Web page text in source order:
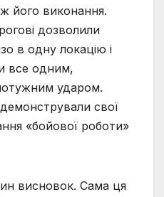
його виконання.
дозволили
в одну локацію і
все одним,
ударом.
свої
«бойової роботи»
висновок. Сама ця